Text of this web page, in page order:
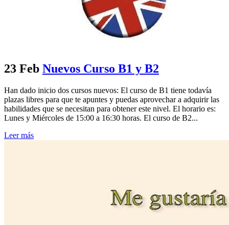
23 Feb Nuevos Curso B1 y B2
Han dado inicio dos cursos nuevos: El curso de B1 tiene todavía
plazas libres para que te apuntes y puedas aprovechar a adquirir las
habilidades que se necesitan para obtener este nivel. El horario es:
Lunes y Miércoles de 15:00 a 16:30 horas. El curso de B2...
Leer más